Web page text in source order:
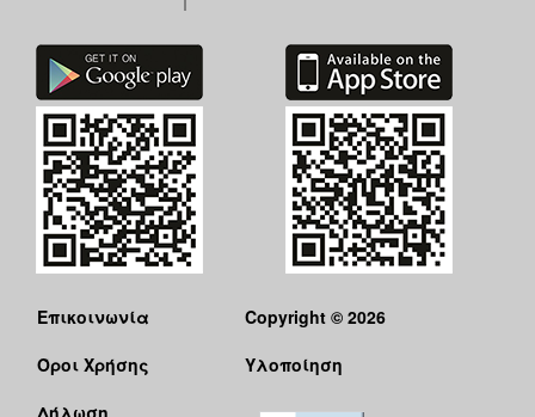
Επικοινωνία
Όροι Χρήσης
Δήλωση
Copyright © 2026
Υλοποίηση